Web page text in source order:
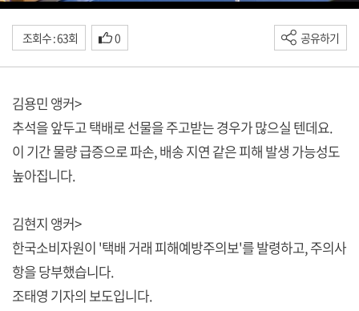
조회수 : 63회 0 공유하기
김용민 앵커>
추석을 앞두고 택배로 선물을 주고받는 경우가 많으실 텐데요.
이 기간 물량 급증으로 파손, 배송 지연 같은 피해 발생 가능성도
높아집니다.
김현지 앵커>
한국소비자원이 '택배 거래 피해예방주의보'를 발령하고, 주의사
항을 당부했습니다.
조태영 기자의 보도입니다.